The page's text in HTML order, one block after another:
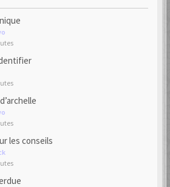
les conseils